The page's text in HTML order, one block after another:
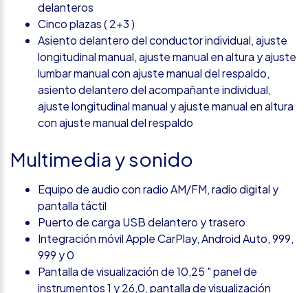
delanteros
Cinco plazas ( 2+3 )
Asiento delantero del conductor individual, ajuste
longitudinal manual, ajuste manual en altura y ajuste
lumbar manual con ajuste manual del respaldo,
asiento delantero del acompañante individual,
ajuste longitudinal manual y ajuste manual en altura
con ajuste manual del respaldo
Multimedia y sonido
Equipo de audio con radio AM/FM, radio digital y
pantalla táctil
Puerto de carga USB delantero y trasero
Integración móvil Apple CarPlay, Android Auto, 999,
999 y 0
Pantalla de visualización de 10,25 " panel de
instrumentos 1 y 26,0, pantalla de visualización